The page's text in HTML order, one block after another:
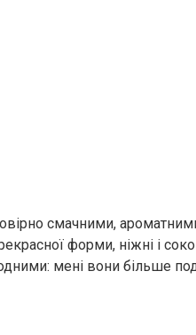
смачними,
форми, ніжні і
мені вони більше